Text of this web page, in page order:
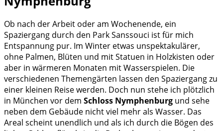
Ob nach der Arbeit oder am Wochenende, ein
Spaziergang durch den Park Sanssouci ist für mich
Entspannung pur. Im Winter etwas unspektakulärer,
ohne Palmen, Blüten und mit Statuen in Holzkisten oder
aber in wärmeren Monaten mit Wasserspielen. Die
verschiedenen Themengärten lassen den Spaziergang zu
einer kleinen Reise werden. Doch nun stehe ich plötzlich
in München vor dem Schloss Nymphenburg und sehe
neben dem Gebäude nicht viel mehr als Wasser. Das
Areal scheint unendlich und als ich durch die Bögen des